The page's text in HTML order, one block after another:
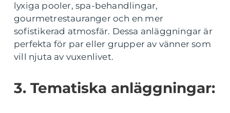
lyxiga pooler, spa-behandlingar,
gourmetrestauranger och en mer
sofistikerad atmosfär. Dessa anläggningar är
perfekta för par eller grupper av vänner som
vill njuta av vuxenlivet.
3. Tematiska anläggningar: